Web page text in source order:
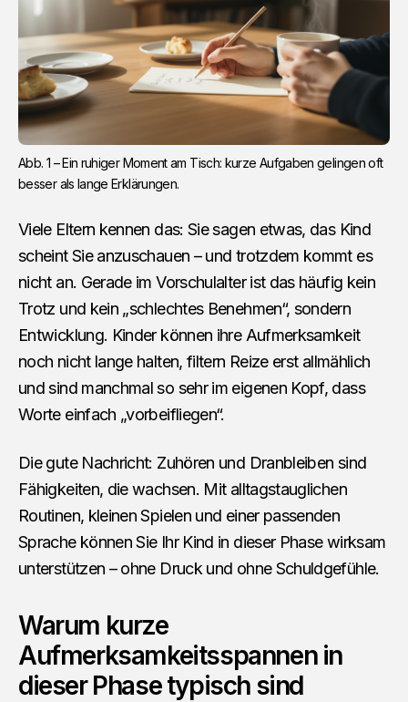
Abb. 1 – Ein ruhiger Moment am Tisch: kurze Aufgaben gelingen oft
besser als lange Erklärungen.
Viele Eltern kennen das: Sie sagen etwas, das Kind
scheint Sie anzuschauen – und trotzdem kommt es
nicht an. Gerade im Vorschulalter ist das häufig kein
Trotz und kein „schlechtes Benehmen“, sondern
Entwicklung. Kinder können ihre Aufmerksamkeit
noch nicht lange halten, filtern Reize erst allmählich
und sind manchmal so sehr im eigenen Kopf, dass
Worte einfach „vorbeifliegen“.
Die gute Nachricht: Zuhören und Dranbleiben sind
Fähigkeiten, die wachsen. Mit alltagstauglichen
Routinen, kleinen Spielen und einer passenden
Sprache können Sie Ihr Kind in dieser Phase wirksam
unterstützen – ohne Druck und ohne Schuldgefühle.
Warum kurze
Aufmerksamkeitsspannen in
dieser Phase typisch sind